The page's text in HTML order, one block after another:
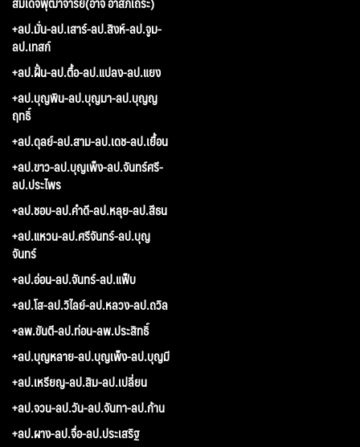
+ลป.มั่น-ลป.เสาร์-ลป.สิงห์-ลป.จูม-
ลป.เทสก์
+ลป.ฝั้น-ลป.ตื้อ-ลป.แปลง-ลป.แยง
+ลป.บุญพิน-ลป.บุญมา-ลป.บุญญ
ฤทธิ์
+ลป.ดุลย์-ลป.สาม-ลป.เดช-ลป.เยื้อน
+ลป.ขาว-ลป.บุญเพ็ง-ลป.จันทร์ศรี-
ลป.ประไพร
+ลป.ชอบ-ลป.คำดี-ลป.หลุย-ลป.สีธน
+ลป.แหวน-ลป.ศรีจันทร์-ลป.บุญ
จันทร์
+ลป.อ่อน-ลป.จันทร์-ลป.แฟ็บ
+ลป.โส-ลป.วิไลย์-ลป.หลวง-ลป.ถวิล
+ลพ.ขันตี-ลป.ท่อน-ลพ.ประสิทธิ์
+ลป.บุญหลาย-ลป.บุญเพ็ง-ลป.บุญมี
+ลป.เหรียญ-ลป.สิม-ลป.เปลี่ยน
+ลป.จวน-ลป.วัน-ลป.จันทา-ลป.ก้าน
+ลป.ผาง-ลป.จื่อ-ลป.ประเสริฐ